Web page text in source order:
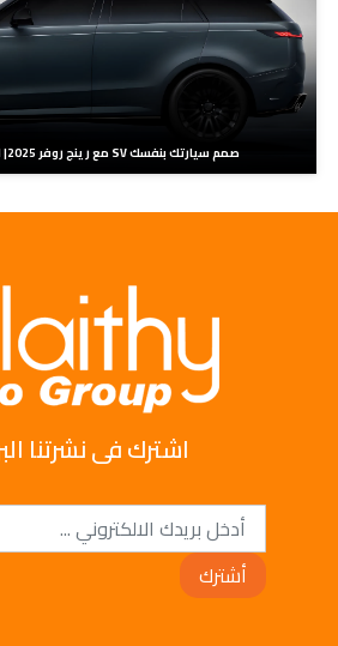
صمم سيارتك بنفسك SV مع رينج روفر 2025| الإمكانيات والألوان
اشترك فى نشرتنا
أشترك